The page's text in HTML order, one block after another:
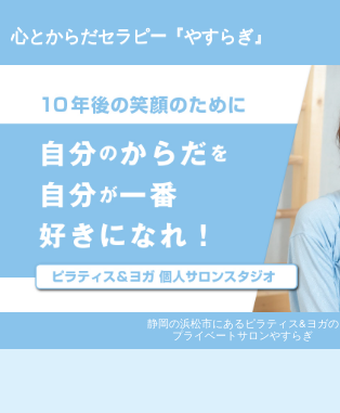
静岡の浜松市にあるピラティス&ヨガの
プライベートサロンやすらぎ
心とからだセラピー『やすらぎ』